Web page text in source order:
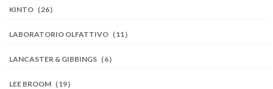
KINTO（26）
LABORATORIO OLFATTIVO（11）
LANCASTER & GIBBINGS（6）
LEE BROOM（19）